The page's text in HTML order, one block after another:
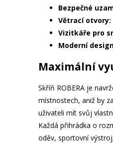
Bezpečné
Větrací otvory:
Vizitkáře pro
Moderní
Maximální
Skříň ROBERA je
místnostech, aniž by
uživateli mít svůj
Každá přihrádka o
oděv, sportovní